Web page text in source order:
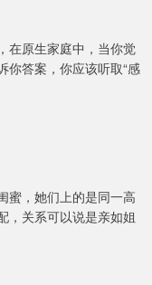
在原生家庭中，当你觉
你答案，你应该听取“感
蜜，她们上的是同一高
，关系可以说是亲如姐